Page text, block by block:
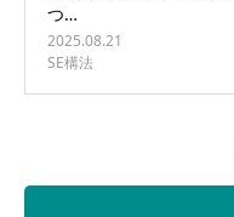
つ…
2025.08.21
SE構法